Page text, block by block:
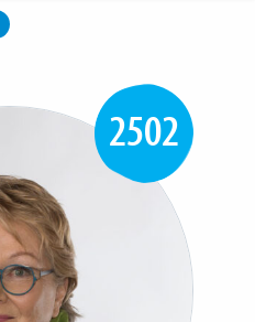
2502